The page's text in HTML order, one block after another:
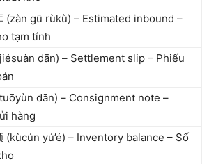
(zàn gū rùkù) – Estimated inbound –
tạm tính
dān) – Settlement slip – Phiếu
dān) – Consignment note –
hàng
(kùcún yú’é) – Inventory balance – Số